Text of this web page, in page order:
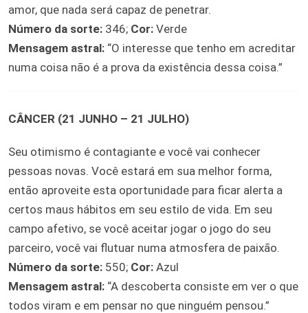
amor, que nada será capaz de penetrar.
Número da sorte: 346; Cor: Verde
Mensagem astral: “O interesse que tenho em acreditar
numa coisa não é a prova da existência dessa coisa.”
CÂNCER (21 JUNHO – 21 JULHO)
Seu otimismo é contagiante e você vai conhecer
pessoas novas. Você estará em sua melhor forma,
então aproveite esta oportunidade para ficar alerta a
certos maus hábitos em seu estilo de vida. Em seu
campo afetivo, se você aceitar jogar o jogo do seu
parceiro, você vai flutuar numa atmosfera de paixão.
Número da sorte: 550; Cor: Azul
Mensagem astral: “A descoberta consiste em ver o que
todos viram e em pensar no que ninguém pensou.”